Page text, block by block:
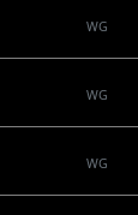
WG
WG
WG